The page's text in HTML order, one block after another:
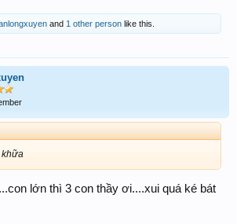
and 1 other person like this.
khữa
lớn thì 3 con thầy ơi....xui quá ké bát